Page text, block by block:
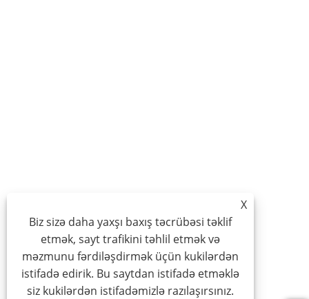
X
Biz sizə daha yaxşı baxış təcrübəsi təklif
etmək, sayt trafikini təhlil etmək və
məzmunu fərdiləşdirmək üçün kukilərdən
istifadə edirik. Bu saytdan istifadə etməklə
siz kukilərdən istifadəmizlə razılaşırsınız.